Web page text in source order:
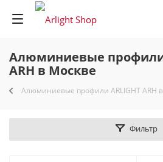
Алюминиевые
ARH в Москве
Алюминиевые профили ARLIGHT ARH
Фильтр